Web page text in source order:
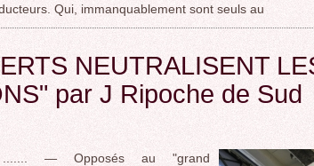
Qui, immanquablement sont seuls au
NEUTRALISENT
par J Ripoche de Sud
....... — Opposés au "grand